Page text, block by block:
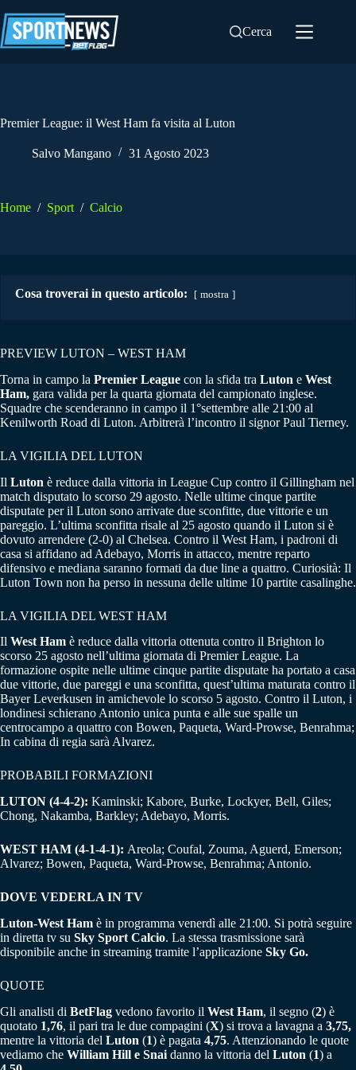
al
contenuto
Cerca
Premier League: il West Ham fa visita al Luton
Salvo Mangano 31 Agosto 2023
Home / Sport / Calcio
Cosa troverai in questo articolo: mostra
PREVIEW LUTON – WEST HAM
Torna in campo la Premier League con la sfida tra Luton e West
Ham, gara valida per la quarta giornata del campionato inglese.
Squadre che scenderanno in campo il 1°settembre alle 21:00 al
Kenilworth Road di Luton. Arbitrerà l’incontro il signor Paul Tierney.
LA VIGILIA DEL LUTON
Il Luton è reduce dalla vittoria in League Cup contro il Gillingham nel
match disputato lo scorso 29 agosto. Nelle ultime cinque partite
disputate per il Luton sono arrivate due sconfitte, due vittorie e un
pareggio. L’ultima sconfitta risale al 25 agosto quando il Luton si è
dovuto arrendere (2-0) al Chelsea. Contro il West Ham, i padroni di
casa si affidano ad Adebayo, Morris in attacco, mentre reparto
difensivo e mediana saranno formati da due line a quattro. Curiosità: Il
Luton Town non ha perso in nessuna delle ultime 10 partite casalinghe.
LA VIGILIA DEL WEST HAM
Il West Ham è reduce dalla vittoria ottenuta contro il Brighton lo
scorso 25 agosto nell’ultima giornata di Premier League. La
formazione ospite nelle ultime cinque partite disputate ha portato a casa
due vittorie, due pareggi e una sconfitta, quest’ultima maturata contro il
Bayer Leverkusen in amichevole lo scorso 5 agosto. Contro il Luton, i
londinesi schierano Antonio unica punta e alle sue spalle un
centrocampo a quattro con Bowen, Paqueta, Ward-Prowse, Benrahma;
In cabina di regia sarà Alvarez.
PROBABILI FORMAZIONI
LUTON (4-4-2): Kaminski; Kabore, Burke, Lockyer, Bell, Giles;
Chong, Nakamba, Barkley; Adebayo, Morris.
WEST HAM (4-1-4-1): Areola; Coufal, Zouma, Aguerd, Emerson;
Alvarez; Bowen, Paqueta, Ward-Prowse, Benrahma; Antonio.
DOVE VEDERLA IN TV
Luton-West Ham è in programma venerdì alle 21:00. Si potrà seguire
in diretta tv su Sky Sport Calcio. La stessa trasmissione sarà
disponibile anche in streaming tramite l’applicazione Sky Go.
QUOTE
Gli analisti di BetFlag vedono favorito il West Ham, il segno (2) è
quotato 1,76, il pari tra le due compagini (X) si trova a lavagna a 3,75,
mentre la vittoria del Luton (1) è pagata 4,75. Attenzionando le quote
vediamo che William Hill e Snai danno la vittoria del Luton (1) a